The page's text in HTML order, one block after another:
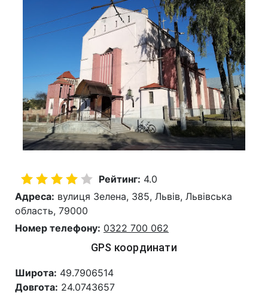
Рейтинг: 4.0
Адреса: вулиця Зелена, 385, Львів, Львівська
область, 79000
Номер телефону: 0322 700 062
GPS координати
Широта: 49.7906514
Довгота: 24.0743657